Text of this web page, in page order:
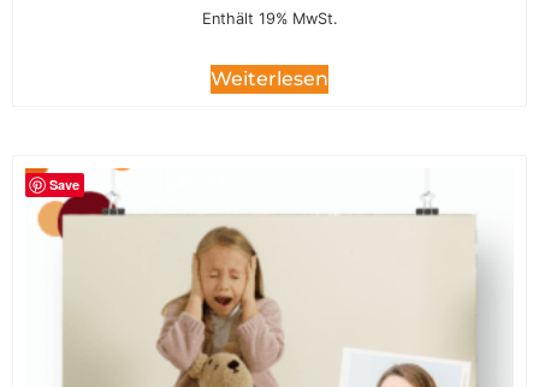
Enthält 19% MwSt.
Weiterlesen
Save